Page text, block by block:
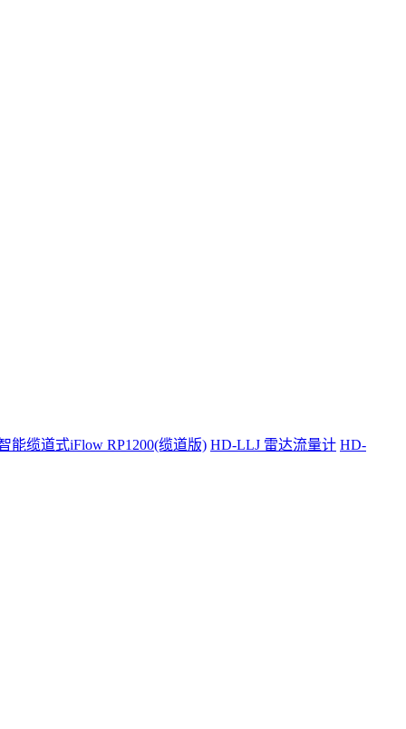
能缆道式iFlow RP1200(缆道版) HD-LLJ 雷达流量计 HD-